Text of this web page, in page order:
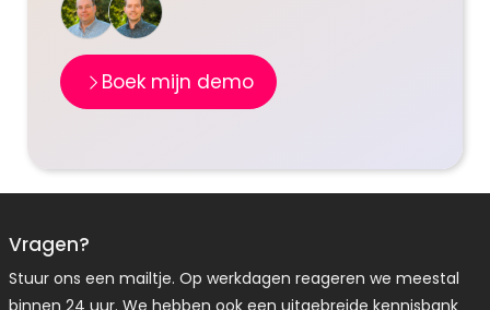
Boek mijn demo
Vragen?
Stuur ons een mailtje. Op werkdagen reageren we meestal
binnen 24 uur. We hebben ook een uitgebreide kennisbank